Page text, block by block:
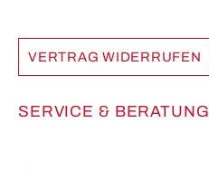
VERTRAG WIDERRUFEN
SERVICE & BERATUNG